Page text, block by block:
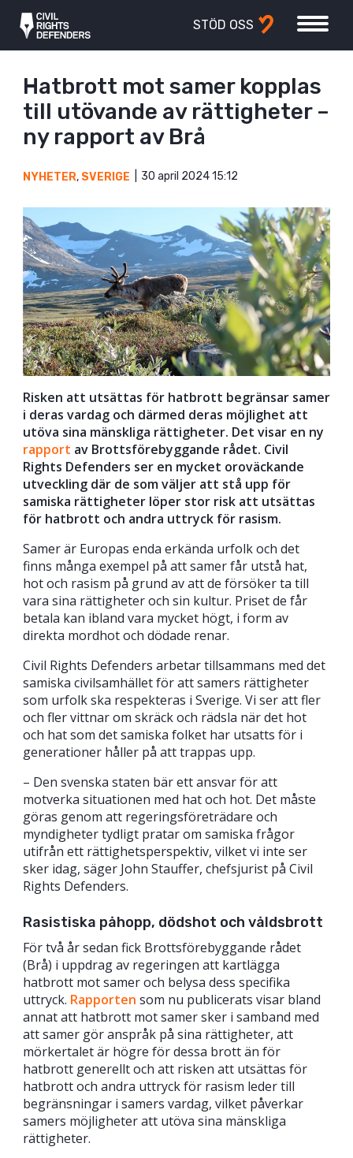
STÖD OSS
Hatbrott mot samer kopplas
till utövande av rättigheter –
ny rapport av Brå
NYHETER, SVERIGE 30 april 2024 15:12
Risken att utsättas för hatbrott begränsar samer
i deras vardag och därmed deras möjlighet att
utöva sina mänskliga rättigheter. Det visar en ny
rapport av Brottsförebyggande rådet. Civil
Rights Defenders ser en mycket oroväckande
utveckling där de som väljer att stå upp för
samiska rättigheter löper stor risk att utsättas
för hatbrott och andra uttryck för rasism.
Samer är Europas enda erkända urfolk och det
finns många exempel på att samer får utstå hat,
hot och rasism på grund av att de försöker ta till
vara sina rättigheter och sin kultur. Priset de får
betala kan ibland vara mycket högt, i form av
direkta mordhot och dödade renar.
Civil Rights Defenders arbetar tillsammans med det
samiska civilsamhället för att samers rättigheter
som urfolk ska respekteras i Sverige. Vi ser att fler
och fler vittnar om skräck och rädsla när det hot
och hat som det samiska folket har utsatts för i
generationer håller på att trappas upp.
– Den svenska staten bär ett ansvar för att
motverka situationen med hat och hot. Det måste
göras genom att regeringsföreträdare och
myndigheter tydligt pratar om samiska frågor
utifrån ett rättighetsperspektiv, vilket vi inte ser
sker idag, säger John Stauffer, chefsjurist på Civil
Rights Defenders.
Rasistiska påhopp, dödshot och våldsbrott
För två år sedan fick Brottsförebyggande rådet
(Brå) i uppdrag av regeringen att kartlägga
hatbrott mot samer och belysa dess specifika
uttryck. Rapporten som nu publicerats visar bland
annat att hatbrott mot samer sker i samband med
att samer gör anspråk på sina rättigheter, att
mörkertalet är högre för dessa brott än för
hatbrott generellt och att risken att utsättas för
hatbrott och andra uttryck för rasism leder till
begränsningar i samers vardag, vilket påverkar
samers möjligheter att utöva sina mänskliga
rättigheter.